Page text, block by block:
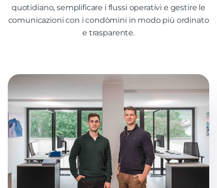
quotidiano, semplificare i flussi operativi e gestire le
comunicazioni con i condòmini in modo più ordinato
e trasparente.